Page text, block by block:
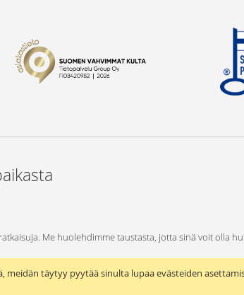
täytyy pyytää sinulta lupaa evästeiden
Me huolehdimme taustasta, jotta sinä voit olla